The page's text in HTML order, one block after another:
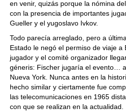
en venir, quizás porque la nómina
con la presencia de importantes
Gueller y el yugoslavo Ivkov.
Todo parecía arreglado, pero a
Estado le negó el permiso de viaje a
jugador y el comité organizador
géneris: Fischer jugaría el evento…
Nueva York. Nunca antes en la
hecho similar y ciertamente fue
las telecomunicaciones en 1965
con que se realizan en la actualidad.